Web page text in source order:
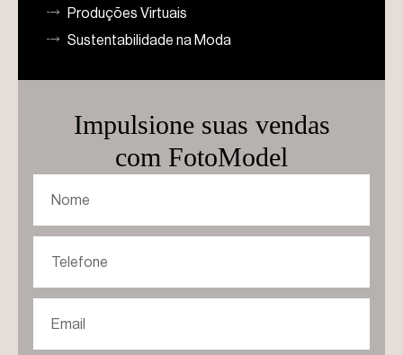
Produções Virtuais
Sustentabilidade na Moda
Impulsione suas vendas
com FotoModel